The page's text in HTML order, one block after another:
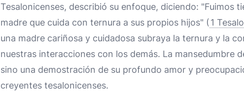
Tesalonicenses, describió su enfoque, diciendo: "Fuimos
madre que cuida con ternura a sus propios hijos" ( 1
una madre cariñosa y cuidadosa subraya la ternura y la
nuestras interacciones con los demás. La mansedumbre
sino una demostración de su profundo amor y
creyentes tesalonicenses.